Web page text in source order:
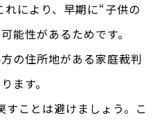
れにより、早期に“子供の
能性があるためです。
の住所地がある家庭裁判
ます。
すことは避けましょう。こ